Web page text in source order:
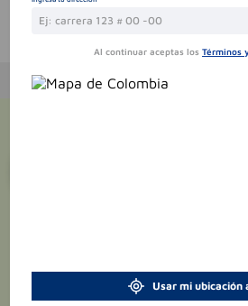
Te puede interesar
Al continuar aceptas los Términos
Usar mi ubicación